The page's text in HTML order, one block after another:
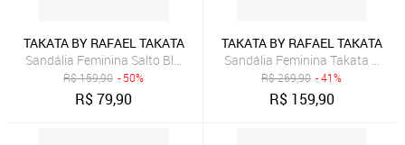
TAKATA BY RAFAEL TAKATA
Sandália Feminina Salto Bloco Baixo Fivela Tiras Cruzadas Marinho
R$159,90 - 50%
R$79,90
TAKATA BY RAFAEL TAKATA
Sandália Feminina Takata
R$269,90 - 41%
R$ 159,90